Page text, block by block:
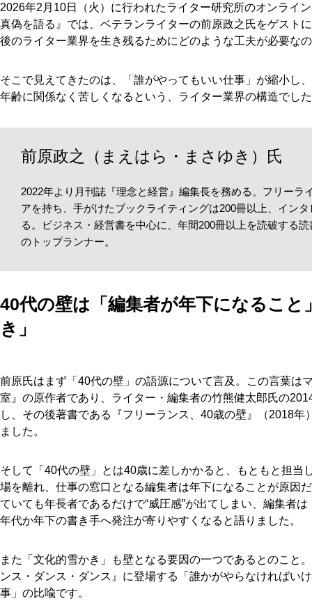
2026年2月10日（火）に行われたライター研究所のオンライ
真偽を語る』では、ベテランライターの前原政之氏をゲスト
後のライター業界を生き残るためにどのような工夫が必要な
そこで見えてきたのは、「誰がやってもいい仕事」が縮小し
年齢に関係なく苦しくなるという、ライター業界の構造でし
前原政之（まえはら・まさゆき）氏
2022年より月刊誌『理念と経営』編集長を務める。フリーラ
アを持ち、手がけたブックライティングは200冊以上、イン
る。ビジネス・経営書を中心に、年間200冊以上を読破する
のトップランナー。
40代の壁は「編集者が年下になること
き」
前原氏はまず「40代の壁」の語源について言及。この言葉は
室』の原作者であり、ライター・編集者の竹熊健太郎氏の
し、その後著書である『フリーランス、40歳の壁』（2018年
ました。
そして「40代の壁」とは40歳に差しかかると、もともと担当
場を離れ、仕事の窓口となる編集者は年下になることが原因
ていても年長者であるだけで“威圧感”が出てしまい、編集者
年代か年下の書き手へ発注が寄りやすくなると語りました。
また「文化的雪かき」も壁となる要因の一つであるとのこと
ンス・ダンス・ダンス』に登場する「誰かがやらなければい
事」の比喩です。